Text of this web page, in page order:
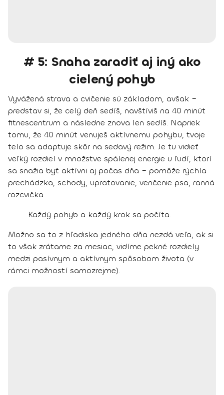
# 5: Snaha zaradiť aj iný ako
cielený pohyb
Vyvážená strava a cvičenie sú základom, avšak –
predstav si, že celý deň sedíš, navštíviš na 40 minút
fitnescentrum a následne znova len sedíš. Napriek
tomu, že 40 minút venuješ aktívnemu pohybu, tvoje
telo sa adaptuje skôr na sedavý režim. Je tu vidieť
veľký rozdiel v množstve spálenej energie u ľudí, ktorí
sa snažia byť aktívni aj počas dňa – pomôže rýchla
prechádzka, schody, upratovanie, venčenie psa, ranná
rozcvička.
Každý pohyb a každý krok sa počíta.
Možno sa to z hľadiska jedného dňa nezdá veľa, ak si
to však zrátame za mesiac, vidíme pekné rozdiely
medzi pasívnym a aktívnym spôsobom života (v
rámci možností samozrejme).